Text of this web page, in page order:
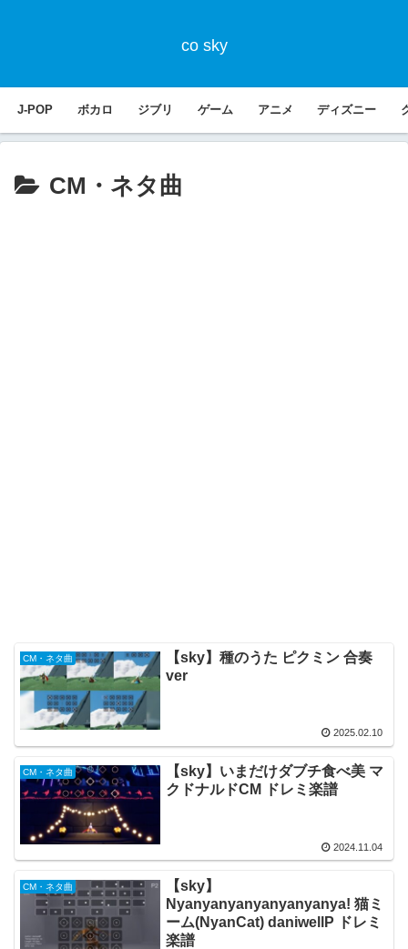
co sky
J-POP ボカロ ジブリ ゲーム アニメ ディズニー
CM・ネタ曲
CM・ネタ曲
【sky】種のうた ピクミン 合奏
ver
2025.02.10
CM・ネタ曲
【sky】いまだけダブチ食べ美 マ
クドナルドCM ドレミ楽譜
2024.11.04
CM・ネタ曲
【sky】
Nyanyanyanyanyanyanya! 猫ミ
ーム(NyanCat) daniwellP ドレミ
楽譜